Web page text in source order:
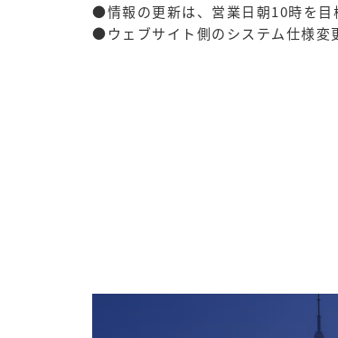
●情報の更新は、営業日朝10時を目
●ウェブサイト側のシステム仕様変